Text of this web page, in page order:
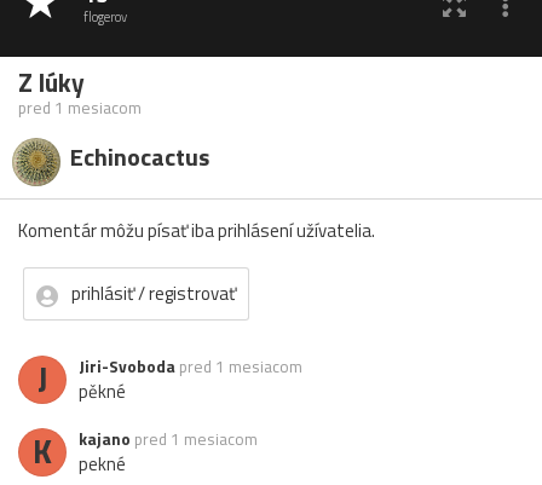
flogerov
Z lúky
pred 1 mesiacom
Echinocactus
Komentár môžu písať iba prihlásení užívatelia.
prihlásiť / registrovať
J Jiri-Svoboda pred 1 mesiacom
pěkné
K kajano pred 1 mesiacom
pekné